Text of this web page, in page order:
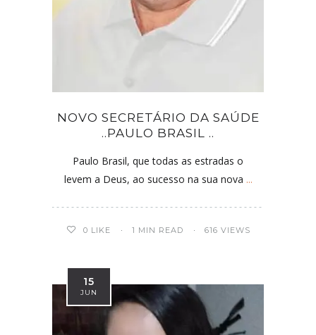
NOVO SECRETÁRIO DA SAÚDE
..PAULO BRASIL ..
Paulo Brasil, que todas as estradas o
levem a Deus, ao sucesso na sua nova ...
0 LIKE 1 MIN READ 616 VIEWS
15
JUN